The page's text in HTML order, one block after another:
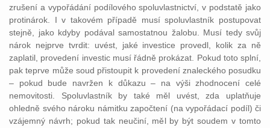
zrušení a vypořádání podílového spoluvlastnictví, v podstatě jako
protinárok. I v takovém případě musí spoluvlastník postupovat
stejně, jako kdyby podával samostatnou žalobu. Musí tedy svůj
nárok nejprve tvrdit: uvést, jaké investice provedl, kolik za ně
zaplatil, provedení investic musí řádně prokázat. Pokud toto splní,
pak teprve může soud přistoupit k provedení znaleckého posudku
– pokud bude navržen k důkazu – na výši zhodnocení celé
nemovitosti. Spoluvlastník by také měl uvést, zda uplatňuje
ohledně svého nároku námitku započtení (na vypořádací podíl) či
vzájemný návrh; pokud tak neučiní, měl by být soudem v tomto